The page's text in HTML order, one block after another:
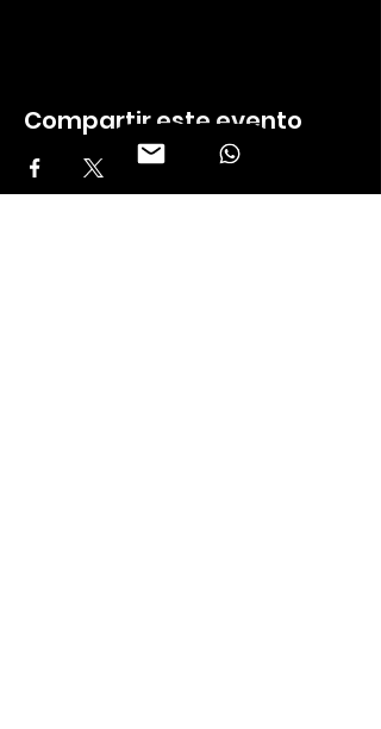
Compartir este evento